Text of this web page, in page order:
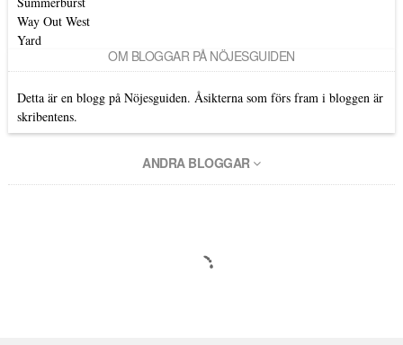
Way Out West
Yard
OM BLOGGAR PÅ NÖJESGUIDEN
Detta är en blogg på Nöjesguiden. Åsikterna som förs fram i bloggen är
skribentens.
ANDRA BLOGGAR